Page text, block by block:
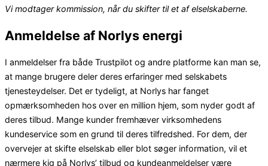
Vi modtager kommission, når du skifter til et af elselskaberne.
Anmeldelse af Norlys energi
I anmeldelser fra både Trustpilot og andre platforme kan man se,
at mange brugere deler deres erfaringer med selskabets
tjenesteydelser. Det er tydeligt, at Norlys har fanget
opmærksomheden hos over en million hjem, som nyder godt af
deres tilbud. Mange kunder fremhæver virksomhedens
kundeservice som en grund til deres tilfredshed. For dem, der
overvejer at skifte elselskab eller blot søger information, vil et
nærmere kig på Norlys’ tilbud og kundeanmeldelser være